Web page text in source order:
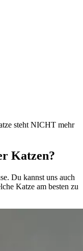
steht NICHT mehr
Katzen?
Du kannst uns auch
Katze am besten zu